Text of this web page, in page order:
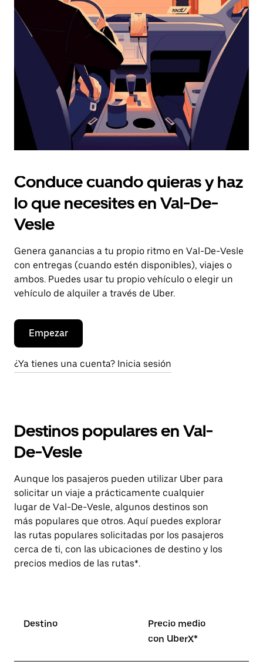
el
botón
escape
el
calendario.
Conduce cuando quieras y haz
lo que necesites en Val-De-
Vesle
Genera ganancias a tu propio ritmo en Val-De-Vesle
con entregas (cuando estén disponibles), viajes o
ambos. Puedes usar tu propio vehículo o elegir un
vehículo de alquiler a través de Uber.
Empezar
¿Ya tienes una cuenta? Inicia sesión
Destinos populares en Val-
De-Vesle
Aunque los pasajeros pueden utilizar Uber para
solicitar un viaje a prácticamente cualquier
lugar de Val-De-Vesle, algunos destinos son
más populares que otros. Aquí puedes explorar
las rutas populares solicitadas por los pasajeros
cerca de ti, con las ubicaciones de destino y los
precios medios de las rutas*.
Destino
Precio medio
con UberX*